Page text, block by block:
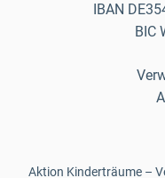
IBAN
BIC
Aktion Kinderträume –